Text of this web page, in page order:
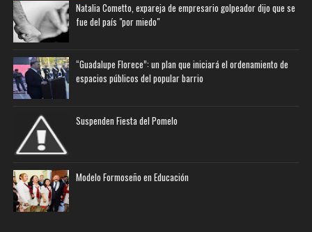
Natalia Cometto, expareja de empresario golpeador dijo que se
fue del país "por miedo"
“Guadalupe Florece”: un plan que iniciará el ordenamiento de
espacios públicos del popular barrio
Suspenden Fiesta del Pomelo
Modelo Formoseño en Educación